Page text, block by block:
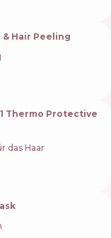
Hair Peeling
Thermo Protective
das Haar